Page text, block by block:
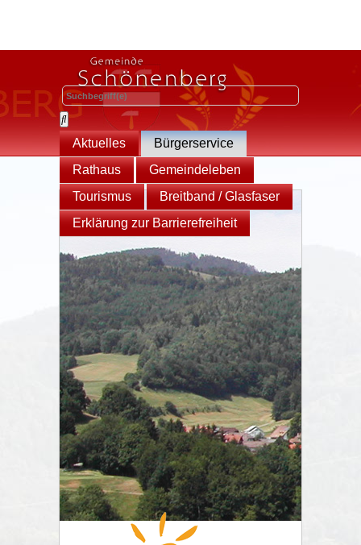
Aktuelles
Bürgerservice
Rathaus
Gemeindeleben
Tourismus
Breitband / Glasfaser
Erklärung zur Barrierefreiheit